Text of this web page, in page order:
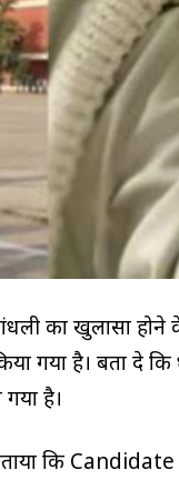
का खुलासा होने
गया है। बता दे
है।
कि